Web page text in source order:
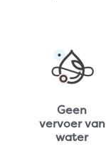
Geen
vervoer van
water